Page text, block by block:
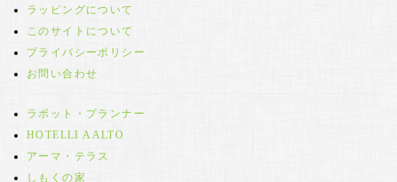
ラッピングについて
このサイトについて
プライバシーポリシー
お問い合わせ
ラボット・プランナー
HOTELLI AALTO
アーマ・テラス
しもくの家